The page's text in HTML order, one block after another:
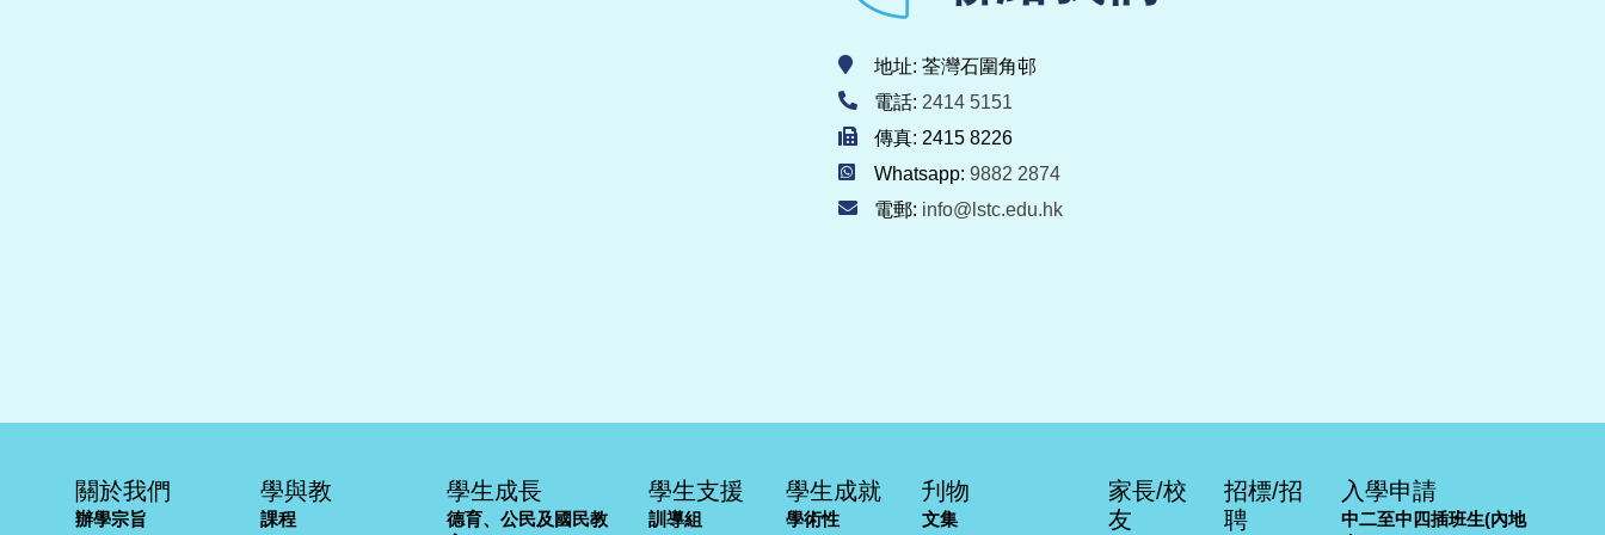
地址: 荃灣石圍角邨
電話: 2414 5151
傳真: 2415 8226
Whatsapp: 9882 2874
電郵: info@lstc.edu.hk
關於我們
辦學宗旨
學與教
課程
學生成長
德育、公民及國民教
學生支援
訓導組
學生成就
學術性
刋物
文集
家長/校
友
招標/招
聘
入學申請
中二至中四插班生(內地